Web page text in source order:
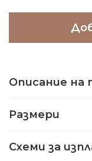
Описание на
Размери
Схеми за